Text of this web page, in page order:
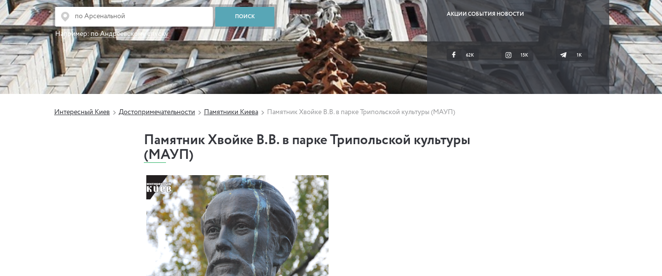
Например: по Андреевскому спуску
АКЦИИ СОБЫТИЯ НОВОСТИ
62K 15K 1К
Интересный Киев Достопримечательности Памятники Киева Памятник Хвойке В.В. в парке Трипольской культуры (МАУП)
Памятник Хвойке В.В. в парке Трипольской культуры
(МАУП)